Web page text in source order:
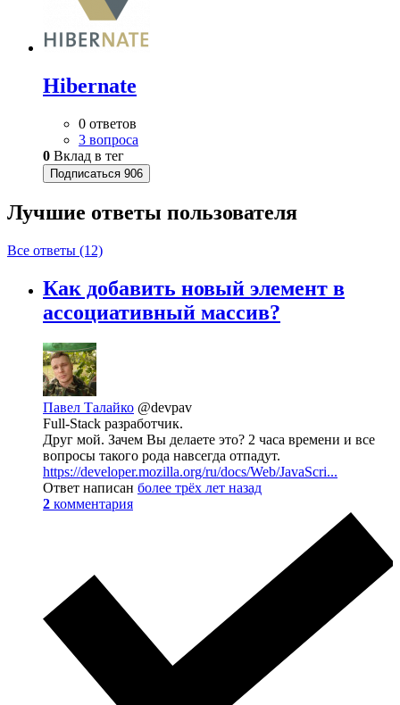
Hibernate
0 ответов
3 вопроса
0 Вклад в тег
Подписаться 906
Лучшие ответы пользователя
Все ответы (12)
Как добавить новый элемент в
ассоциативный массив?
Павел Талайко @devpav
Full-Stack разработчик.
Друг мой. Зачем Вы делаете это? 2 часа времени и все
вопросы такого рода навсегда отпадут.
https://developer.mozilla.org/ru/docs/Web/JavaScri...
Ответ написан более трёх лет назад
2 комментария